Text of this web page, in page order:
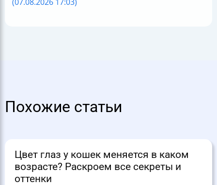
Похожие статьи
Цвет глаз у кошек меняется в каком
возрасте? Раскроем все секреты и
оттенки